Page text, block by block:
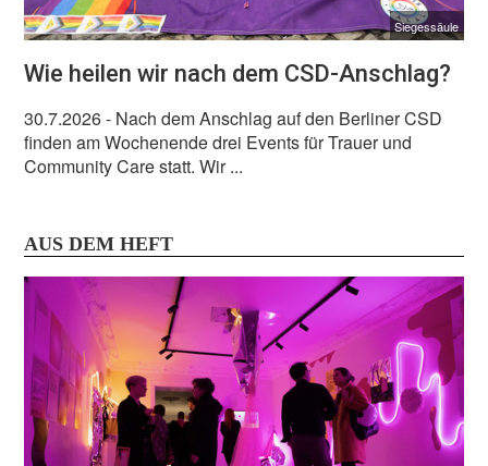
Siegessäule
Wie heilen wir nach dem CSD-Anschlag?
30.7.2026- Nach dem Anschlag auf den Berliner CSD
finden am Wochenende drei Events für Trauer und
Community Care statt. Wir ...
AUS DEM HEFT